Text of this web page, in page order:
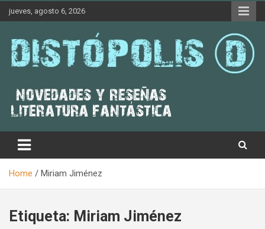
jueves, agosto 6, 2026
Distópolis
Home Miriam Jiménez
Etiqueta: Miriam Jiménez